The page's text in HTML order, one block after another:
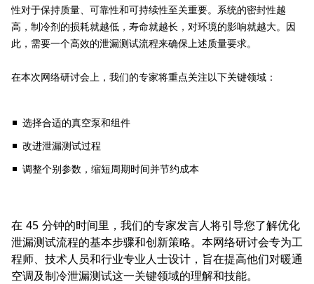
性对于保持质量、可靠性和可持续性至关重要。系统的密封性越
高，制冷剂的损耗就越低，寿命就越长，对环境的影响就越大。因
此，需要一个高效的泄漏测试流程来确保上述质量要求。
在本次网络研讨会上，我们的专家将重点关注以下关键领域：
选择合适的真空泵和组件
改进泄漏测试过程
调整个别参数，缩短周期时间并节约成本
在 45 分钟的时间里，我们的专家发言人将引导您了解优化
泄漏测试流程的基本步骤和创新策略。本网络研讨会专为工
程师、技术人员和行业专业人士设计，旨在提高他们对暖通
空调及制冷泄漏测试这一关键领域的理解和技能。